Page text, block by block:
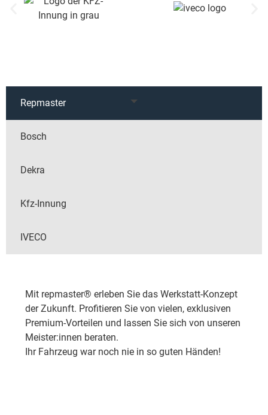
Repmaster
Bosch
Dekra
Kfz-Innung
IVECO
Mit repmaster® erleben Sie das Werkstatt-Konzept
der Zukunft. Profitieren Sie von vielen, exklusiven
Premium-Vorteilen und lassen Sie sich von unseren
Meister:innen beraten.
Ihr Fahrzeug war noch nie in so guten Händen!